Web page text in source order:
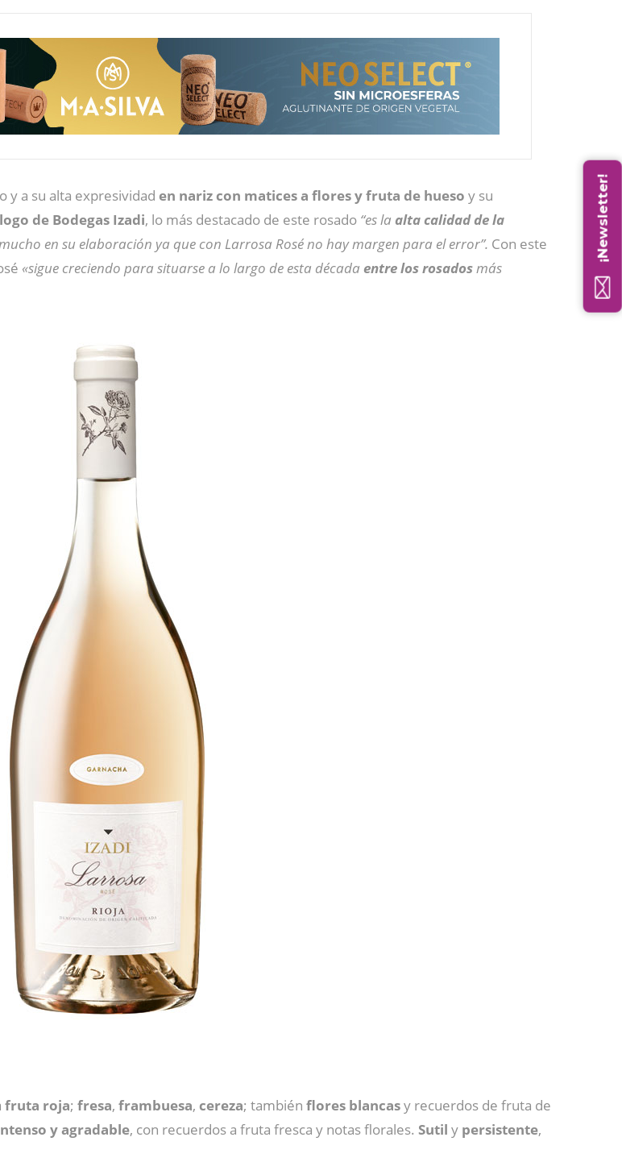
y a su alta expresividad en nariz con matices a flores y fruta de hueso y su
de Bodegas Izadi, lo más destacado de este rosado “es la alta calidad de la
en su elaboración ya que con Larrosa Rosé no hay margen para el error”. Con este
«sigue creciendo para situarse a lo largo de esta década entre los rosadosmás
fruta roja; fresa, frambuesa, cereza; también flores blancasy recuerdos de fruta de
y agradable, con recuerdos a fruta fresca y notas florales. Sutil y persistente,
¡Newsletter!